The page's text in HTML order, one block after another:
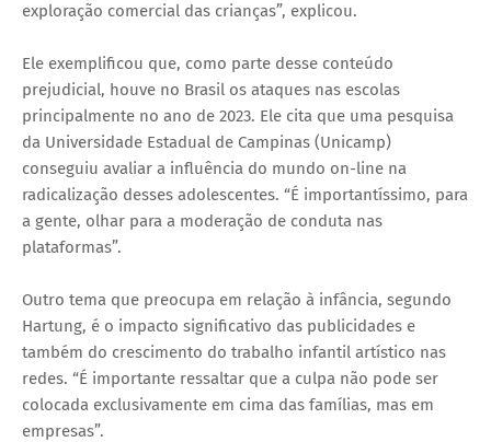
exploração comercial das crianças”, explicou.
Ele exemplificou que, como parte desse conteúdo
prejudicial, houve no Brasil os ataques nas escolas
principalmente no ano de 2023. Ele cita que uma pesquisa
da Universidade Estadual de Campinas (Unicamp)
conseguiu avaliar a influência do mundo on-line na
radicalização desses adolescentes. “É importantíssimo, para
a gente, olhar para a moderação de conduta nas
plataformas”.
Outro tema que preocupa em relação à infância, segundo
Hartung, é o impacto significativo das publicidades e
também do crescimento do trabalho infantil artístico nas
redes. “É importante ressaltar que a culpa não pode ser
colocada exclusivamente em cima das famílias, mas em
empresas”.